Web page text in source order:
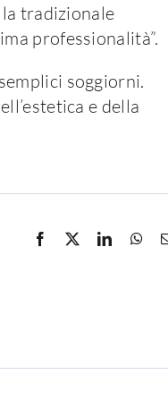
tradizionale
professionalità”.
soggiorni.
e della